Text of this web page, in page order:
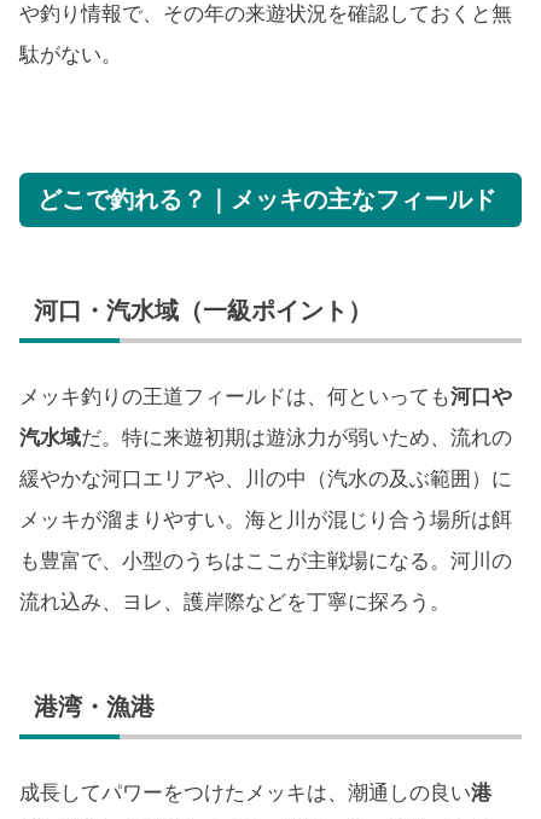
や釣り情報で、その年の来遊状況を確認しておくと無
駄がない。
どこで釣れる？｜メッキの主なフィールド
河口・汽水域（一級ポイント）
メッキ釣りの王道フィールドは、何といっても河口や
汽水域だ。特に来遊初期は遊泳力が弱いため、流れの
緩やかな河口エリアや、川の中（汽水の及ぶ範囲）に
メッキが溜まりやすい。海と川が混じり合う場所は餌
も豊富で、小型のうちはここが主戦場になる。河川の
流れ込み、ヨレ、護岸際などを丁寧に探ろう。
港湾・漁港
成長してパワーをつけたメッキは、潮通しの良い港